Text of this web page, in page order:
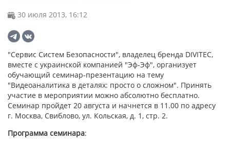
30 июля 2013, 16:12
"Сервис Систем Безопасности", владелец бренда DIVITEC,
вместе с украинской компанией "Эф-Эф", организует
обучающий семинар-презентацию на тему
"Видеоаналитика в деталях: просто о сложном". Принять
участие в мероприятии можно абсолютно бесплатно.
Семинар пройдет 20 августа и начнется в 11.00 по адресу
г. Москва, Свиблово, ул. Кольская, д. 1, стр. 2.
Программа семинара: